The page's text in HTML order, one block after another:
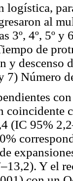
logística,
al
3º, 4º, 5º
de
y descenso
7) Número
coincidente
(IC 95%
Y el